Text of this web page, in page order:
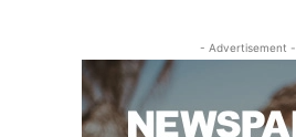
- Advertisement -